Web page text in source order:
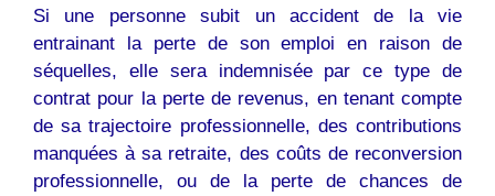
Si une personne subit un accident de la vie
entrainant la perte de son emploi en raison de
séquelles, elle sera indemnisée par ce type de
contrat pour la perte de revenus, en tenant compte
de sa trajectoire professionnelle, des contributions
manquées à sa retraite, des coûts de reconversion
professionnelle, ou de la perte de chances de